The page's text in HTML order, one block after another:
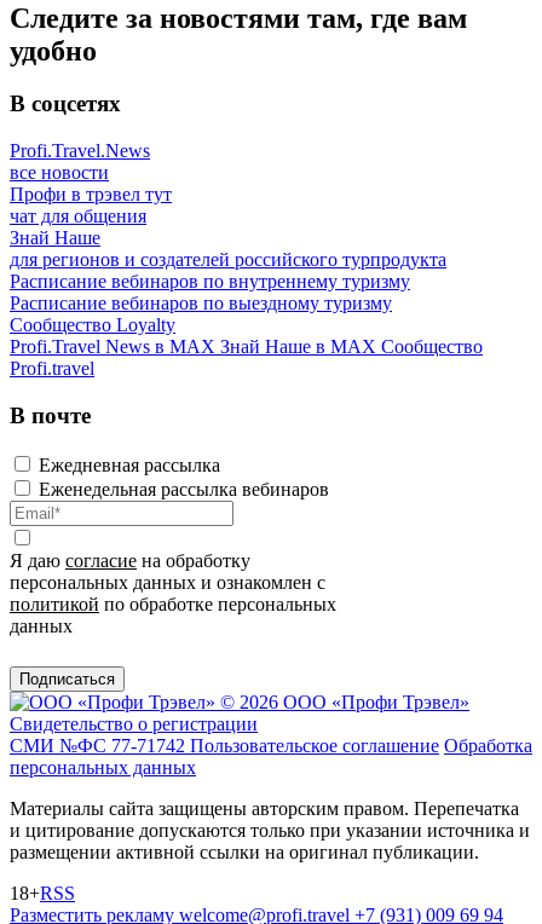
Следите за новостями там, где вам
удобно
В соцсетях
Profi.Travel.News
все новости
Профи в трэвел тут
чат для общения
Знай Наше
для регионов и создателей российского турпродукта
Расписание вебинаров по внутреннему туризму
Расписание вебинаров по выездному туризму
Сообщество Loyalty
Profi.Travel News в MAX Знай Наше в MAX Сообщество
Profi.travel
В почте
Ежедневная рассылка
Еженедельная рассылка вебинаров
Я даю согласие на обработку
персональных данных и ознакомлен с
политикой по обработке персональных
данных
Подписаться
© 2026 ООО «Профи Трэвeл»
Свидетельство о регистрации
СМИ №ФС 77-71742 Пользовательское соглашение Обработка
персональных данных
Материалы сайта защищены авторским правом. Перепечатка
и цитирование допускаются только при указании источника и
размещении активной ссылки на оригинал публикации.
18+RSS
Разместить рекламу welcome@profi.travel +7 (931) 009 69 94